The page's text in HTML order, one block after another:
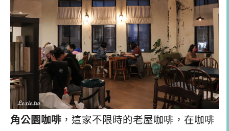
角公園咖啡 ，這家不限時的老屋咖啡，在咖啡